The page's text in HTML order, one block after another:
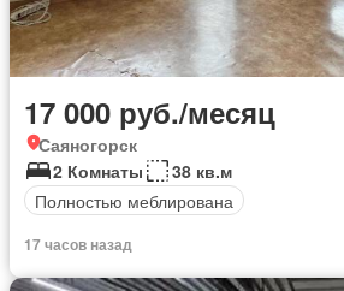
17 000 руб./месяц
Саяногорск
2 Комнаты
38 кв.м
Полностью меблирована
17 часов назад